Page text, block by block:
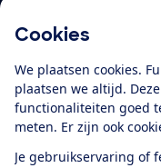
Cookies
We plaatsen cookies.
plaatsen we altijd.
functionaliteiten goed
meten. Er zijn ook
Je gebruikservaring of
Alles